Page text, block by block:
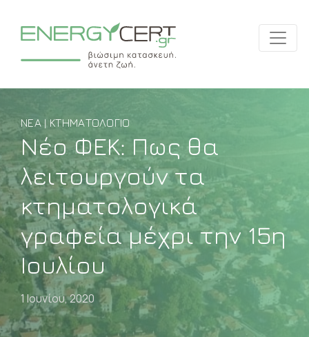
ΝΈΑ | ΚΤΗΜΑΤΟΛΌΓΙΟ
Νέο ΦΕΚ: Πως θα
λειτουργούν τα
κτηματολογικά
γραφεία μέχρι την 15η
Ιουλίου
1 Ιουνίου, 2020